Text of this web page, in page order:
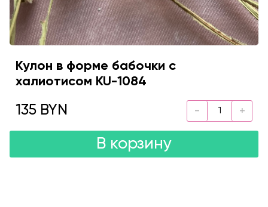
Кулон в форме бабочки с
халиотисом KU-1084
135 BYN
В корзину